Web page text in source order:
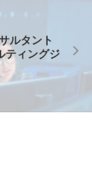
ルタント
ティングジ